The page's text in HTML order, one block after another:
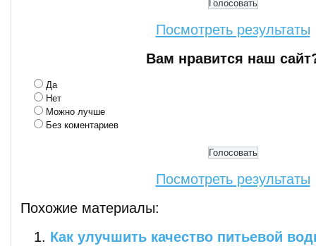
Посмотреть результаты
Вам нравится наш
Да
Нет
Можно лучше
Без коментариев
Посмотреть результаты
Похожие материалы:
Как улучшить качество питьевой